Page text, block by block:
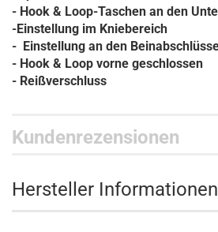
- Hook & Loop-Taschen an den
-Einstellung im Kniebereich
- Einstellung an den
- Hook & Loop vorne geschlossen
- Reißverschluss
Kundenrezensionen
Hersteller Informationen